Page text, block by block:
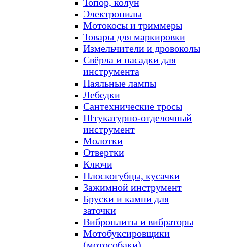
Электропилы
Мотокосы и триммеры
Товары для маркировки
Измельчители и дровоколы
Свёрла и насадки для
инструмента
Паяльные лампы
Лебедки
Сантехнические тросы
Штукатурно-отделочный
инструмент
Молотки
Отвертки
Ключи
Плоскогубцы, кусачки
Зажимной инструмент
Бруски и камни для
заточки
Виброплиты и вибраторы
Мотобуксировщики